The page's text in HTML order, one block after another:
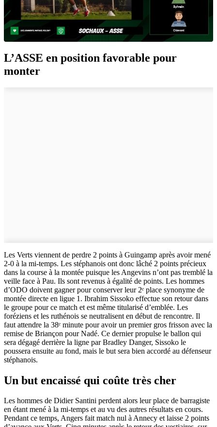
L’ASSE en position favorable pour
monter
Les Verts viennent de perdre 2 points à Guingamp après avoir mené
2-0 à la mi-temps. Les stéphanois ont donc lâché 2 points précieux
dans la course à la montée puisque les Angevins n’ont pas tremblé la
veille face à Pau. Ils sont revenus à égalité de points. Les hommes
d’ODO doivent gagner pour conserver leur 2ᵉ place synonyme de
montée directe en ligue 1. Ibrahim Sissoko effectue son retour dans
le groupe pour ce match et est même titularisé d’emblée. Les
foréziens et les ruthénois se neutralisent en début de rencontre. Il
faut attendre la 38ᵉ minute pour avoir un premier gros frisson avec la
remise de Briançon pour Nadé. Ce dernier propulse le ballon qui
sera dégagé derrière la ligne par Bradley Danger, Sissoko le
poussera ensuite au fond, mais le but sera bien accordé au défenseur
stéphanois.
Un but encaissé qui coûte très cher
Les hommes de Didier Santini perdent alors leur place de barragiste
en étant mené à la mi-temps et au vu des autres résultats en cours.
Pendant ce temps, Angers fait match nul à Annecy et laisse 2 points